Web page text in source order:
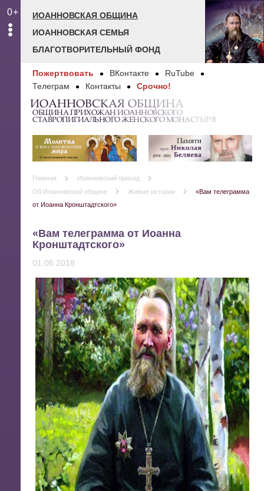
0+
ИОАННОВСКАЯ ОБЩИНА
ИОАННОВСКАЯ СЕМЬЯ
БЛАГОТВОРИТЕЛЬНЫЙ ФОНД
Пожертвовать ВКонтакте
RuTube
Телеграм
Контакты Срочно!
ИОАННОВСКАЯ ОБЩИНА
ОБЩИНА ПРИХОЖАН ИОАННОВСКОГО
СТАВРОПИГИАЛЬНОГО ЖЕНСКОГО МОНАСТЫРЯ
Главная
Иоанновский приход
Об Иоанновской общине
Живые истории
«Вам телеграмма
от Иоанна Кронштадтского»
«Вам телеграмма от Иоанна
Кронштадтского»
01.06.2018